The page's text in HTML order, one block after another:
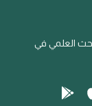
العلمي في